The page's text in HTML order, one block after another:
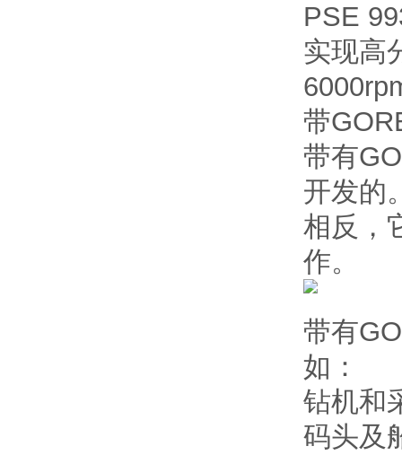
PSE
实现高
带
带有
开发的
相反，
作。
带有
如：
钻机和
码头及